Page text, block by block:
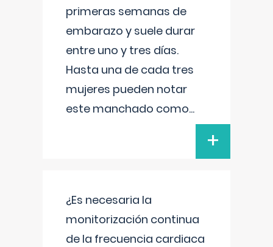
primeras semanas de
embarazo y suele durar
entre uno y tres días.
Hasta una de cada tres
mujeres pueden notar
este manchado como...
+
¿Es necesaria la
monitorización continua
de la frecuencia cardiaca